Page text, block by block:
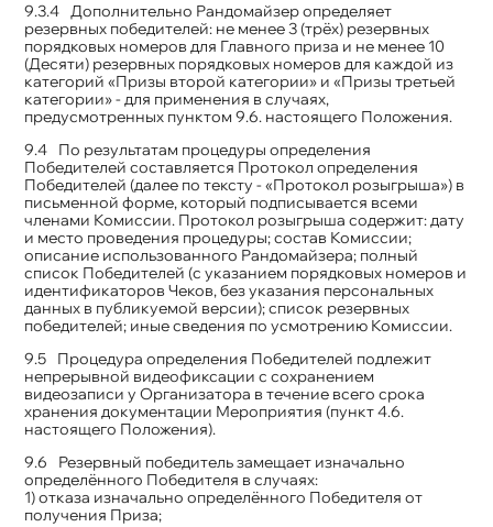
Дополнительно Рандомайзер определяет
резервных победителей: не менее 3 (трёх) резервных
порядковых номеров для Главного приза и не менее 10
(Десяти) резервных порядковых номеров для каждой из
категорий «Призы второй категории» и «Призы третьей
категории» - для применения в случаях,
предусмотренных пунктом 9.6. настоящего Положения.
По результатам процедуры определения
Победителей составляется Протокол определения
Победителей (далее по тексту - «Протокол розыгрыша») в
письменной форме, который подписывается всеми
членами Комиссии. Протокол розыгрыша содержит: дату
и место проведения процедуры; состав Комиссии;
описание использованного Рандомайзера; полный
список Победителей (с указанием порядковых номеров и
идентификаторов Чеков, без указания персональных
данных в публикуемой версии); список резервных
победителей; иные сведения по усмотрению Комиссии.
Процедура определения Победителей подлежит
непрерывной видеофиксации с сохранением
видеозаписи у Организатора в течение всего срока
хранения документации Мероприятия (пункт 4.6.
настоящего Положения).
Резервный победитель замещает изначально
определённого Победителя в случаях:
1) отказа изначально определённого Победителя от
получения Приза;